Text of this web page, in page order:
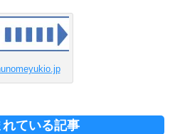
れている記事